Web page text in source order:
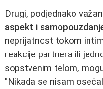
Drugi, podjednako
aspekt i
neprijatnost tokom
reakcije partnera ili
sopstvenim telom,
"Nikada se nisam